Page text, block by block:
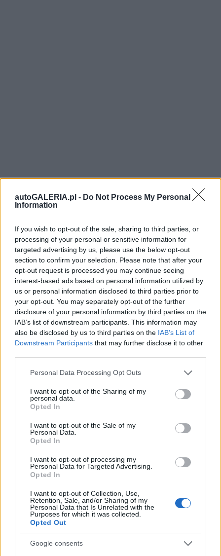
autoGALERIA.pl - Do Not Process My Personal
Information
If you wish to opt-out of the sale, sharing to third parties, or
processing of your personal or sensitive information for
targeted advertising by us, please use the below opt-out
section to confirm your selection. Please note that after your
opt-out request is processed you may continue seeing
interest-based ads based on personal information utilized by
us or personal information disclosed to third parties prior to
your opt-out. You may separately opt-out of the further
disclosure of your personal information by third parties on the
IAB’s list of downstream participants. This information may
also be disclosed by us to third parties on the IAB’s List of
Downstream Participants that may further disclose it to other
Please note that this website/app uses one or more Google
not limited to your visit or usage behaviour. You may click to
grant or deny consent to Google and its third-party tags to
use your data for below specified purposes in below Google
consent section.
Personal Data Processing Opt Outs
I want to opt-out of the Sharing of my
personal data.
Opted In
I want to opt-out of the Sale of my
Personal Data.
Opted In
I want to opt-out of processing my
Personal Data for Targeted Advertising.
Opted In
I want to opt-out of Collection, Use,
Retention, Sale, and/or Sharing of my
Personal Data that Is Unrelated with the
Purposes for which it was collected.
Opted Out
Google consents